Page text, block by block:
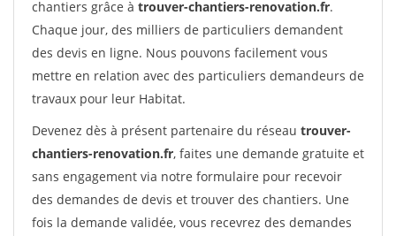
chantiers grâce à trouver-chantiers-renovation.fr.
Chaque jour, des milliers de particuliers demandent
des devis en ligne. Nous pouvons facilement vous
mettre en relation avec des particuliers demandeurs de
travaux pour leur Habitat.
Devenez dès à présent partenaire du réseau trouver-
chantiers-renovation.fr, faites une demande gratuite et
sans engagement via notre formulaire pour recevoir
des demandes de devis et trouver des chantiers. Une
fois la demande validée, vous recevrez des demandes